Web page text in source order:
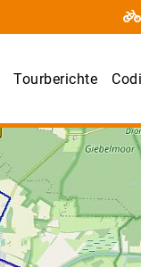
Tourberichte